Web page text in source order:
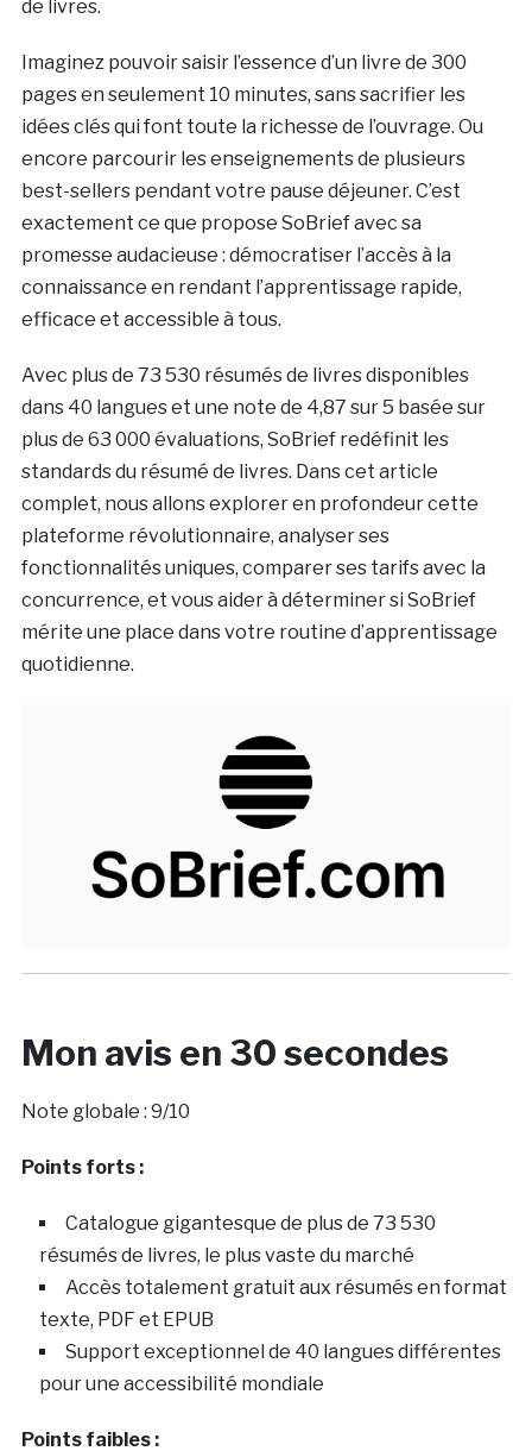
de livres.
Imaginez pouvoir saisir l’essence d’un livre de 300
pages en seulement 10 minutes, sans sacrifier les
idées clés qui font toute la richesse de l’ouvrage. Ou
encore parcourir les enseignements de plusieurs
best-sellers pendant votre pause déjeuner. C’est
exactement ce que propose SoBrief avec sa
promesse audacieuse : démocratiser l’accès à la
connaissance en rendant l’apprentissage rapide,
efficace et accessible à tous.
Avec plus de 73 530 résumés de livres disponibles
dans 40 langues et une note de 4,87 sur 5 basée sur
plus de 63 000 évaluations, SoBrief redéfinit les
standards du résumé de livres. Dans cet article
complet, nous allons explorer en profondeur cette
plateforme révolutionnaire, analyser ses
fonctionnalités uniques, comparer ses tarifs avec la
concurrence, et vous aider à déterminer si SoBrief
mérite une place dans votre routine d’apprentissage
quotidienne.
Mon avis en 30 secondes
Note globale : 9/10
Points forts :
Catalogue gigantesque de plus de 73 530
résumés de livres, le plus vaste du marché
Accès totalement gratuit aux résumés en format
texte, PDF et EPUB
Support exceptionnel de 40 langues différentes
pour une accessibilité mondiale
Points faibles :